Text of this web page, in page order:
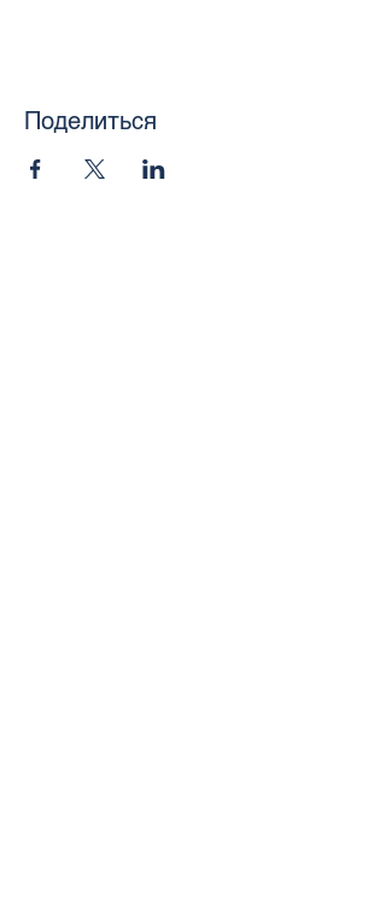
Поделиться